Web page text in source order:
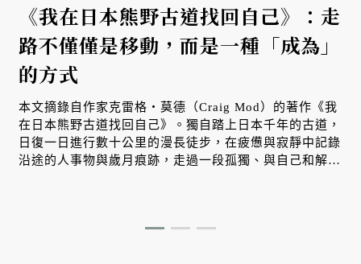
《我在日本熊野古道找回自己》：走
路不僅僅是移動，而是一種「成為」
的方式
本文摘錄自作家克雷格・莫德（Craig Mod）的著作《我
在日本熊野古道找回自己》。獨自踏上日本千年的古道，
日復一日進行數十公里的漫長徒步，在疲憊與寂靜中記錄
沿途的人事物與歲月痕跡，走過一段孤獨、與自己和解的